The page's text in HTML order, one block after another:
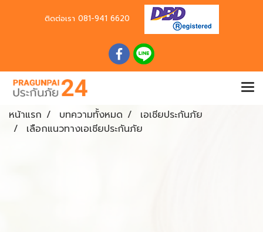
ติดต่อเรา 081-941 6620
หน้าแรก บทความทั้งหมด
เอเชียประกันภัย
เลือกแนวทางเอเชียประกันภัย